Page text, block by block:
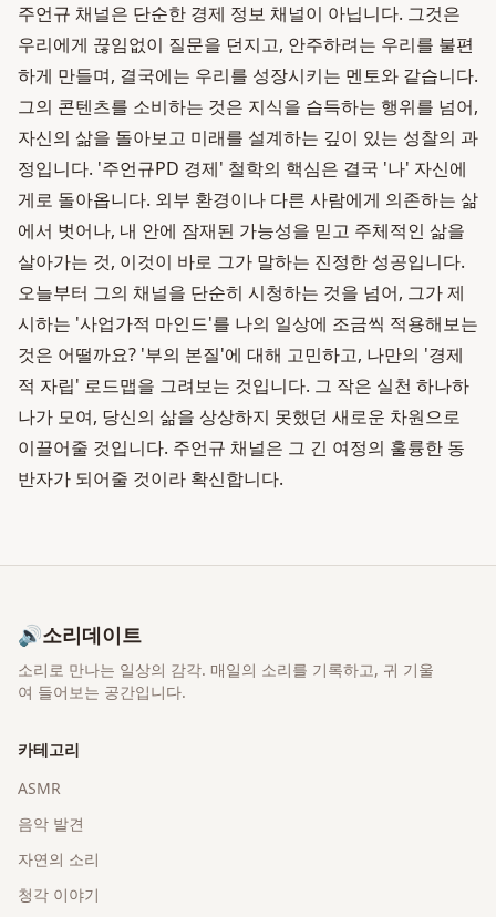
주언규 채널은 단순한 경제 정보 채널이 아닙니다. 그것은
우리에게 끊임없이 질문을 던지고, 안주하려는 우리를 불편
하게 만들며, 결국에는 우리를 성장시키는 멘토와 같습니다.
그의 콘텐츠를 소비하는 것은 지식을 습득하는 행위를 넘어,
자신의 삶을 돌아보고 미래를 설계하는 깊이 있는 성찰의 과
정입니다. '주언규PD 경제' 철학의 핵심은 결국 '나' 자신에
게로 돌아옵니다. 외부 환경이나 다른 사람에게 의존하는 삶
에서 벗어나, 내 안에 잠재된 가능성을 믿고 주체적인 삶을
살아가는 것, 이것이 바로 그가 말하는 진정한 성공입니다.
오늘부터 그의 채널을 단순히 시청하는 것을 넘어, 그가 제
시하는 '사업가적 마인드'를 나의 일상에 조금씩 적용해보는
것은 어떨까요? '부의 본질'에 대해 고민하고, 나만의 '경제
적 자립' 로드맵을 그려보는 것입니다. 그 작은 실천 하나하
나가 모여, 당신의 삶을 상상하지 못했던 새로운 차원으로
이끌어줄 것입니다. 주언규 채널은 그 긴 여정의 훌륭한 동
반자가 되어줄 것이라 확신합니다.
🔊소리데이트
소리로 만나는 일상의 감각. 매일의 소리를 기록하고, 귀 기울
여 들어보는 공간입니다.
카테고리
ASMR
음악 발견
자연의 소리
청각 이야기